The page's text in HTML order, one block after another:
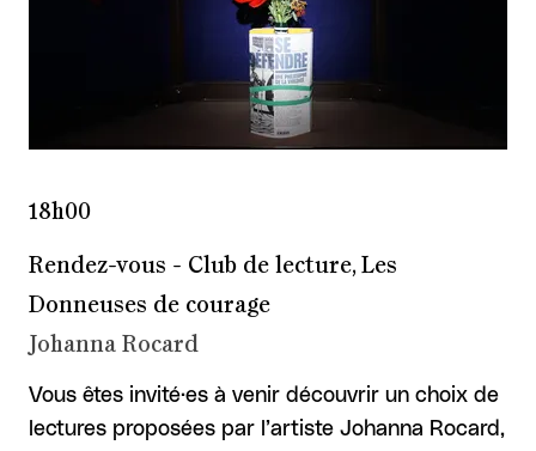
Rendez-vous - Club de lecture, Les
Donneuses de courage
Johanna Rocard
18h00
Vous êtes invité·es à venir découvrir un choix de
lectures proposées par l’artiste Johanna Rocard,